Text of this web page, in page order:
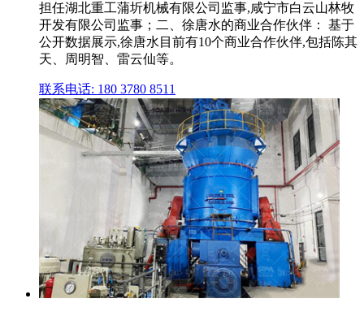
担任湖北重工蒲圻机械有限公司监事,咸宁市白云山林牧
开发有限公司监事；二、徐唐水的商业合作伙伴： 基于
公开数据展示,徐唐水目前有10个商业合作伙伴,包括陈其
天、周明智、雷云仙等。
联系电话: 180 3780 8511